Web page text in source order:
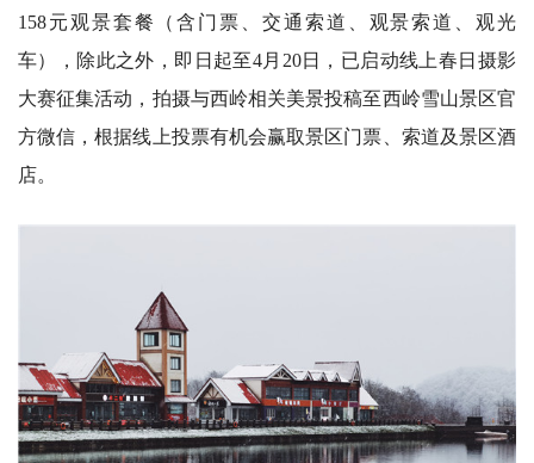
158元观景套餐（含门票、交通索道、观景索道、观光
车），除此之外，即日起至4月20日，已启动线上春日摄影
大赛征集活动，拍摄与西岭相关美景投稿至西岭雪山景区官
方微信，根据线上投票有机会赢取景区门票、索道及景区酒
店。